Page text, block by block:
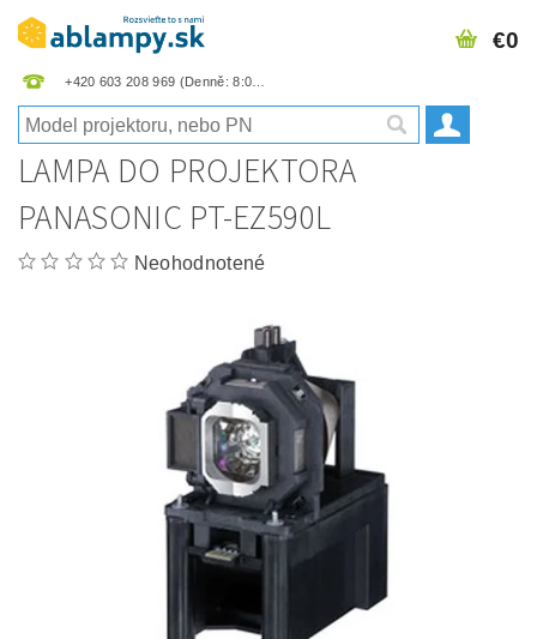
+420 603 208 969
€0
LAMPA DO PROJEKTORA
PANASONIC PT-EZ590L
Neohodnotené